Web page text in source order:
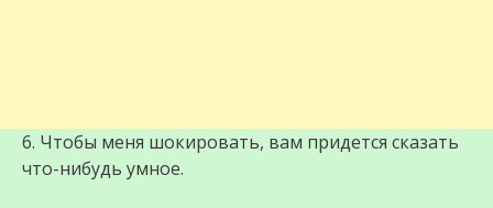
6. Чтобы меня шокировать, вам придется сказать
что-нибудь умное.